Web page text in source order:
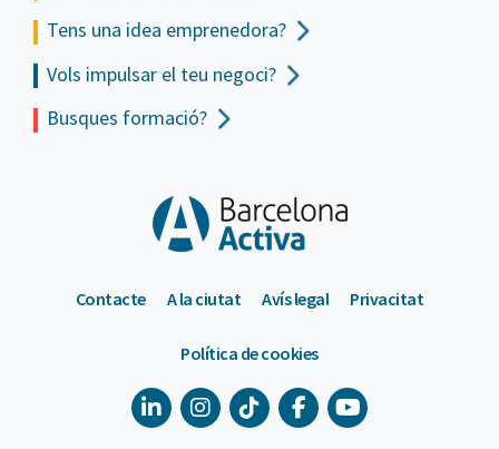
Tens una idea emprenedora?
Vols impulsar el teu negoci?
Busques formació?
Contacte A la ciutat Avís legal Privacitat
Política de cookies